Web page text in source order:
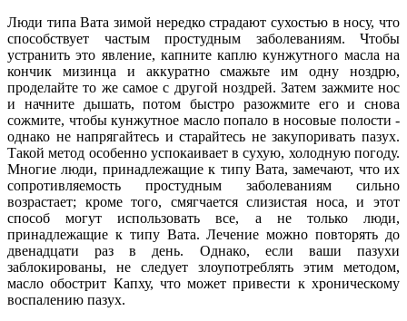
Люди типа Вата зимой нередко страдают сухостью в носу, что
способствует частым простудным заболеваниям. Чтобы
устранить это явление, капните каплю кунжутного масла на
кончик мизинца и аккуратно смажьте им одну ноздрю,
проделайте то же самое с другой ноздрей. Затем зажмите нос
и начните дышать, потом быстро разожмите его и снова
сожмите, чтобы кунжутное масло попало в носовые полости -
однако не напрягайтесь и старайтесь не закупоривать пазух.
Такой метод особенно успокаивает в сухую, холодную погоду.
Многие люди, принадлежащие к типу Вата, замечают, что их
сопротивляемость простудным заболеваниям сильно
возрастает; кроме того, смягчается слизистая носа, и этот
способ могут использовать все, а не только люди,
принадлежащие к типу Вата. Лечение можно повторять до
двенадцати раз в день. Однако, если ваши пазухи
заблокированы, не следует злоупотреблять этим методом,
масло обострит Капху, что может привести к хроническому
воспалению пазух.